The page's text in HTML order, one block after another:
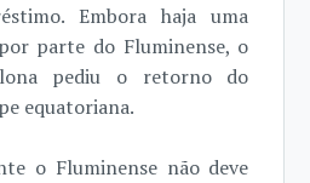
Embora haja uma
parte do Fluminense, o
pediu o retorno do
equatoriana.
o Fluminense não deve